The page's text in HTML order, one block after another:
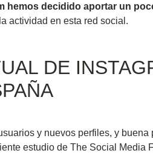
hemos decidido aportar un
actividad en esta red social.
DE
y nuevos perfiles, y buena
estudio de The Social Media